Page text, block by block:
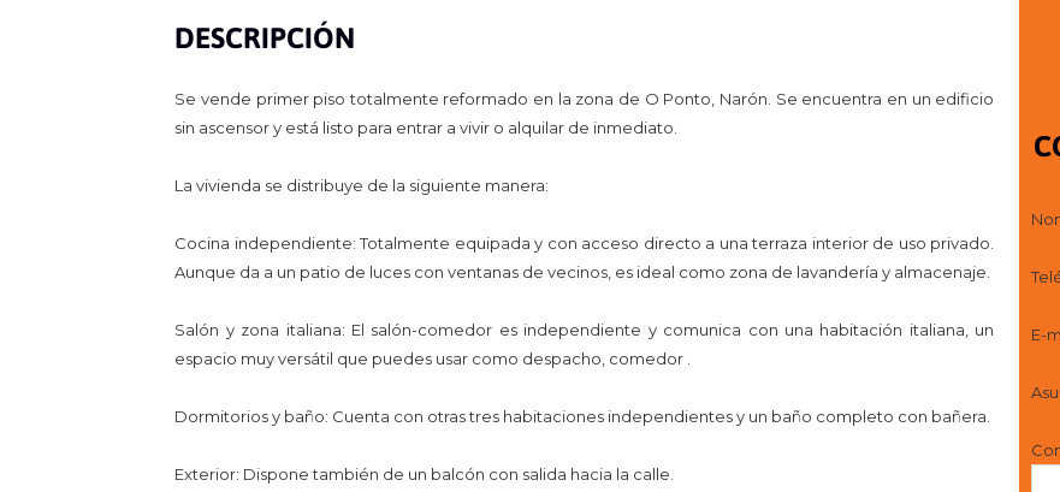
DESCRIPCIÓN
Se vende primer piso totalmente reformado en la zona de O Ponto, Narón. Se encuentra en un edificio
sin ascensor y está listo para entrar a vivir o alquilar de inmediato.
La vivienda se distribuye de la siguiente manera:
Cocina independiente: Totalmente equipada y con acceso directo a una terraza interior de uso privado.
Aunque da a un patio de luces con ventanas de vecinos, es ideal como zona de lavandería y almacenaje.
Salón y zona italiana: El salón-comedor es independiente y comunica con una habitación italiana, un
espacio muy versátil que puedes usar como despacho, comedor .
Dormitorios y baño: Cuenta con otras tres habitaciones independientes y un baño completo con bañera.
Exterior: Dispone también de un balcón con salida hacia la calle.
E-